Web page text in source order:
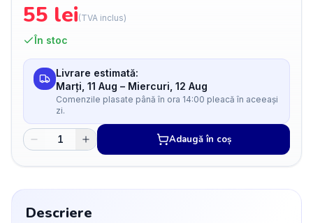
55 lei(TVA inclus)
În stoc
Livrare estimată:
Marți, 11 Aug – Miercuri, 12 Aug
Comenzile plasate până în ora 14:00 pleacă în aceeași
zi.
Adaugă în coș
Descriere